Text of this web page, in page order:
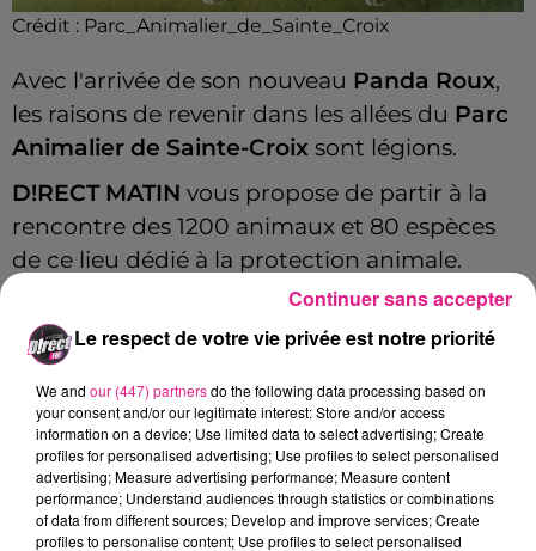
Crédit : Parc_Animalier_de_Sainte_Croix
Avec l'arrivée de son nouveau Panda Roux,
les raisons de revenir dans les allées du Parc
Animalier de Sainte-Croix sont légions.
D!RECT MATIN vous propose de partir à la
rencontre des 1200 animaux et 80 espèces
de ce lieu dédié à la protection animale.
Gagnez vous places avecJérémy Ka, du
lundi au vendredi à 12h30.
FIL ACTUS
7 août 2026
Lorraine : une journée pas comme les autres au Parc animalier de...
6 août 2026
Metz : une distribution de lunette gratuite pour voir l’éclipse
Le respect de votre vie privée est notre priorité
We and our (447) partnersdo the following data processing based on
your consent and/or our legitimate interest: Store and/or access
information on a device; Use limited data to select advertising; Create
profiles for personalised advertising; Use profiles to select personalised
advertising; Measure advertising performance; Measure content
performance; Understand audiences through statistics or combinations
of data from different sources; Develop and improve services; Create
profiles to personalise content; Use profiles to select personalised
Continuer sans accepter